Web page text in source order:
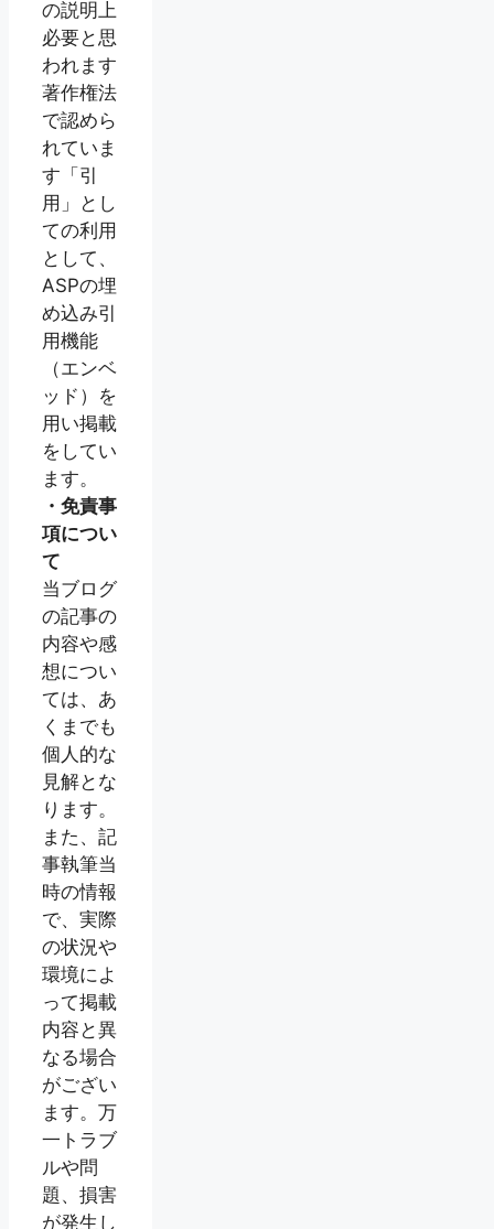
の説明上
必要と思
われます
著作権法
で認めら
れていま
す「引
用」とし
ての利用
として、
ASPの埋
め込み引
用機能
（エンベ
ッド）を
用い掲載
をしてい
ます。
・免責事
項につい
て
当ブログ
の記事の
内容や感
想につい
ては、あ
くまでも
個人的な
見解とな
ります。
また、記
事執筆当
時の情報
で、実際
の状況や
環境によ
って掲載
内容と異
なる場合
がござい
ます。万
一トラブ
ルや問
題、損害
が発生し